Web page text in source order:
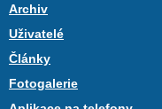
Archiv
Uživatelé
Články
Fotogalerie